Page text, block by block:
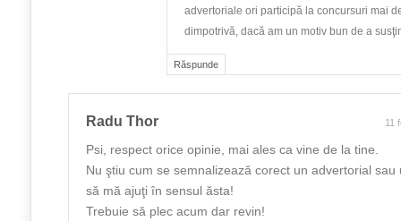
Răspunde
advertoriale ori participă la concursuri mai
dimpotrivă, dacă am un motiv bun de a
Radu Thor 11
Psi, respect orice opinie, mai ales ca vine de la tine.
Nu ştiu cum se semnalizează corect un advertorial sau
să mă ajuţi în sensul ăsta!
Trebuie să plec acum dar revin!